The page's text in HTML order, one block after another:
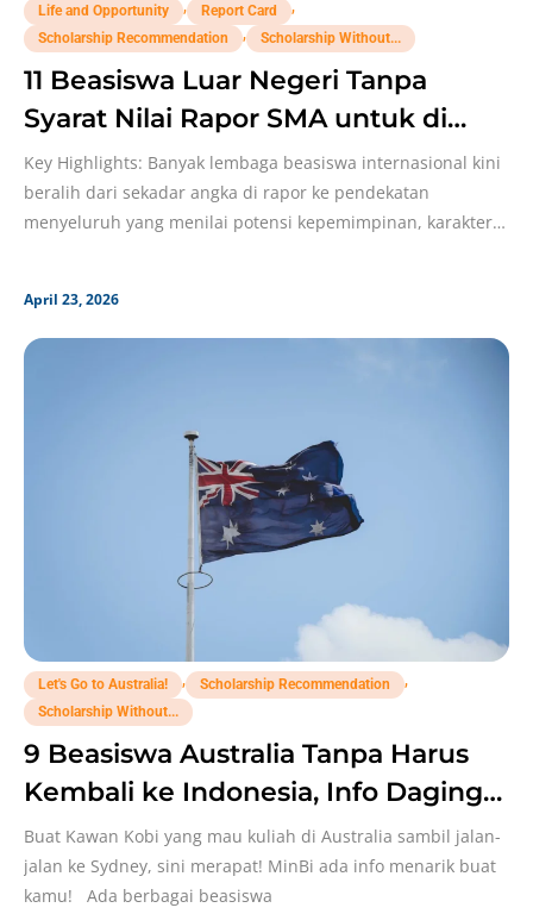
Life and Opportunity Report Card
Scholarship Recommendation
Scholarship Without...
11 Beasiswa Luar Negeri Tanpa
Syarat Nilai Rapor SMA untuk di
Tahun 2026!
Key Highlights: Banyak lembaga beasiswa internasional kini
beralih dari sekadar angka di rapor ke pendekatan
menyeluruh yang menilai potensi kepemimpinan, karakter,
April 23, 2026
Let's Go to Australia! Scholarship Recommendation
Scholarship Without...
9 Beasiswa Australia Tanpa Harus
Kembali ke Indonesia, Info Daging
Buat Kamu!
Buat Kawan Kobi yang mau kuliah di Australia sambil jalan-
jalan ke Sydney, sini merapat! MinBi ada info menarik buat
kamu! Ada berbagai beasiswa